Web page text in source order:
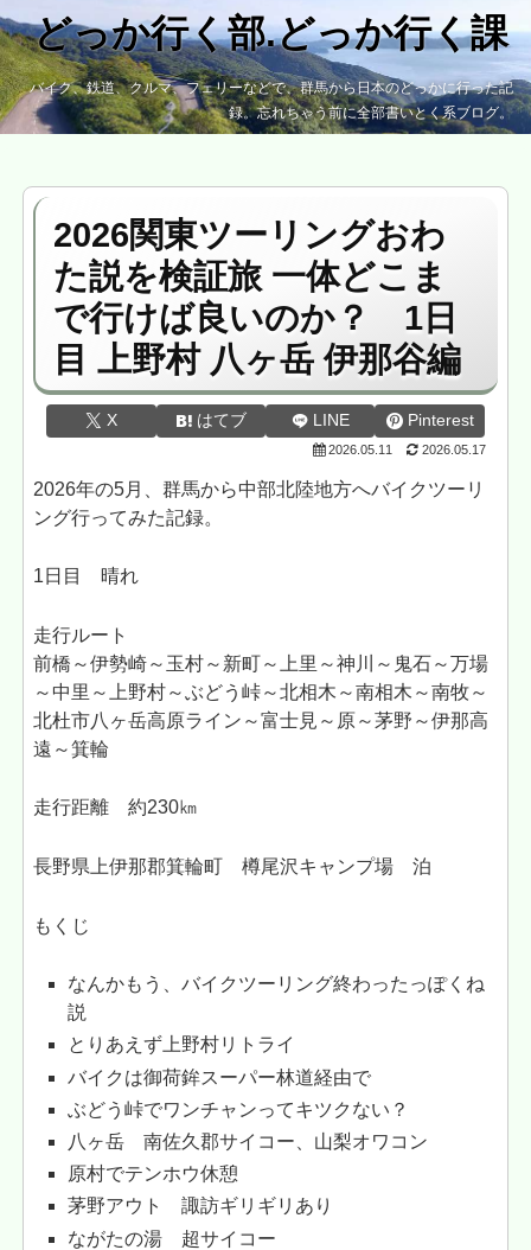
どっか行く部.どっか行く課
バイク、鉄道、クルマ、フェリーなどで、群馬から日本のどっかに行った記
録。忘れちゃう前に全部書いとく系ブログ。
2026関東ツーリングおわ
た説を検証旅 一体どこま
で行けば良いのか？ 1日
目 上野村 八ヶ岳 伊那谷編
X はてブ LINE Pinterest
2026.05.11 2026.05.17
2026年の5月、群馬から中部北陸地方へバイクツーリ
ング行ってみた記録。
1日目 晴れ
走行ルート
前橋～伊勢崎～玉村～新町～上里～神川～鬼石～万場
～中里～上野村～ぶどう峠～北相木～南相木～南牧～
北杜市八ヶ岳高原ライン～富士見～原～茅野～伊那高
遠～箕輪
走行距離 約230㎞
長野県上伊那郡箕輪町 樽尾沢キャンプ場 泊
もくじ
なんかもう、バイクツーリング終わったっぽくね
説
とりあえず上野村リトライ
バイクは御荷鉾スーパー林道経由で
ぶどう峠でワンチャンってキツクない？
八ヶ岳 南佐久郡サイコー、山梨オワコン
原村でテンホウ休憩
茅野アウト 諏訪ギリギリあり
ながたの湯 超サイコー